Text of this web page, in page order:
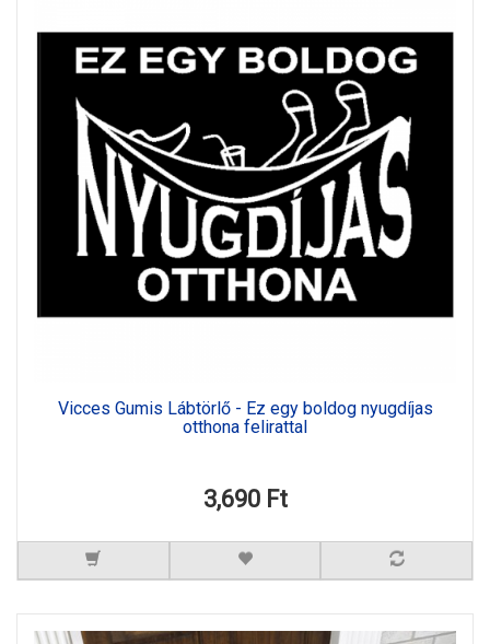
Vicces Gumis Lábtörlő - Ez egy boldog nyugdíjas
otthona felirattal
3,690 Ft